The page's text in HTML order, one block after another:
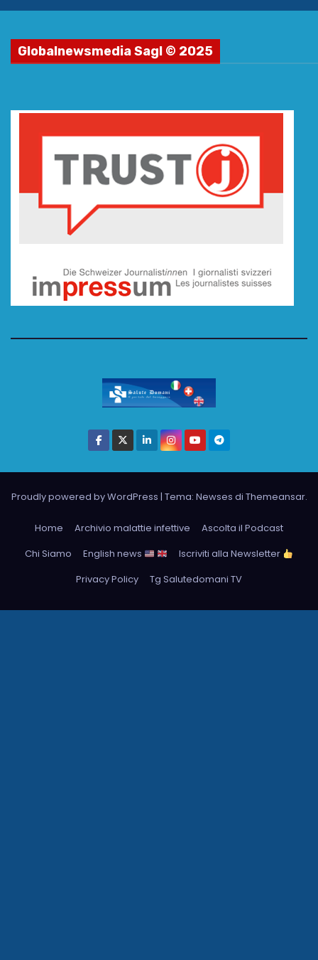
Globalnewsmedia Sagl © 2025
Proudly powered by WordPress | Tema: Newses di Themeansar.
Home Archivio malattie infettive
Ascolta il Podcast
Chi Siamo
English news
Iscriviti alla Newsletter
Privacy Policy
Tg Salutedomani TV